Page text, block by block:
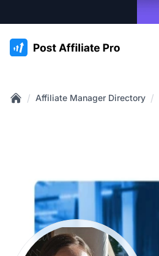
:site.title
/ Affiliate Manager Directory /